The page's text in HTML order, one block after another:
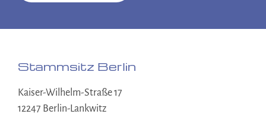
Stammsitz Berlin
Kaiser-Wilhelm-Straße 17
12247 Berlin-Lankwitz